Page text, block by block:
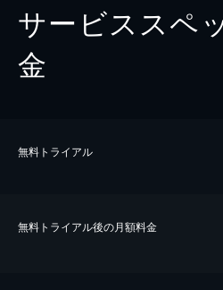
サービススペ
金
無料トライアル
無料トライアル後の⽉額料金